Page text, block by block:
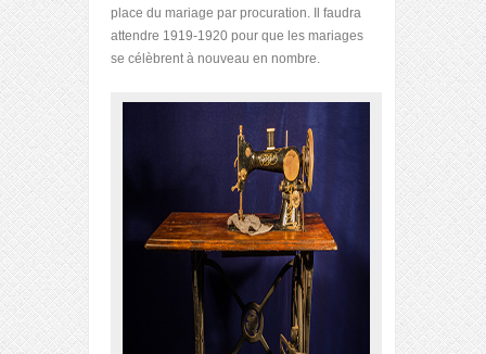
place du mariage par procuration. Il faudra
attendre 1919-1920 pour que les mariages
se célèbrent à nouveau en nombre.